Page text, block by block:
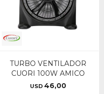
TURBO VENTILADOR
CUORI 100W AMICO
USD 46,00